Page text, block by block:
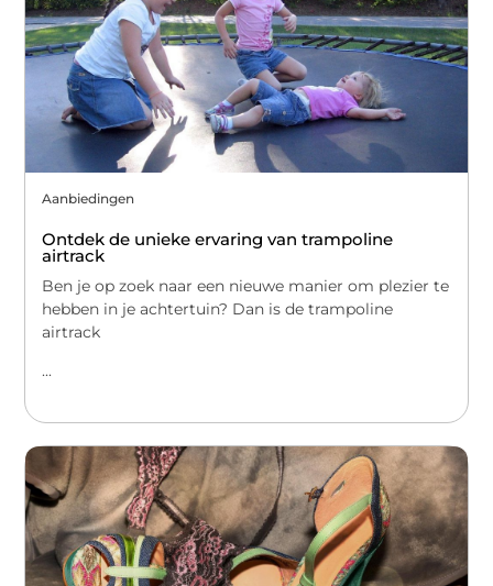
Aanbiedingen
Ontdek de unieke ervaring van trampoline
airtrack
Ben je op zoek naar een nieuwe manier om plezier te
hebben in je achtertuin? Dan is de trampoline
airtrack
...